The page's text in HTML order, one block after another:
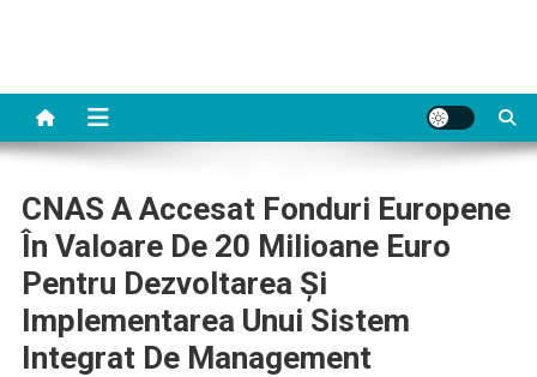
CNAS A Accesat Fonduri Europene
În Valoare De 20 Milioane Euro
Pentru Dezvoltarea Și
Implementarea Unui Sistem
Integrat De Management